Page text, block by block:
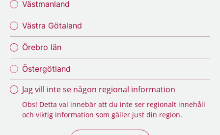
Västmanland
Västra Götaland
Örebro län
Östergötland
Jag vill inte se någon regional information
Obs! Detta val innebär att du inte ser regionalt innehåll
och viktig information som gäller just din region.